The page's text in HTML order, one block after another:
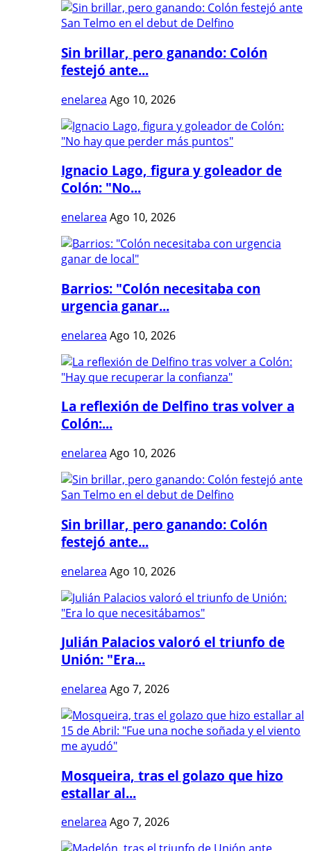
Sin brillar, pero ganando: Colón
festejó ante...
enelarea Ago 10, 2026
Ignacio Lago, figura y goleador de
Colón: "No...
enelarea Ago 10, 2026
Barrios: "Colón necesitaba con
urgencia ganar...
enelarea Ago 10, 2026
La reflexión de Delfino tras volver a
Colón:...
enelarea Ago 10, 2026
Sin brillar, pero ganando: Colón
festejó ante...
enelarea Ago 10, 2026
Julián Palacios valoró el triunfo de
Unión: "Era...
enelarea Ago 7, 2026
Mosqueira, tras el golazo que hizo
estallar al...
enelarea Ago 7, 2026